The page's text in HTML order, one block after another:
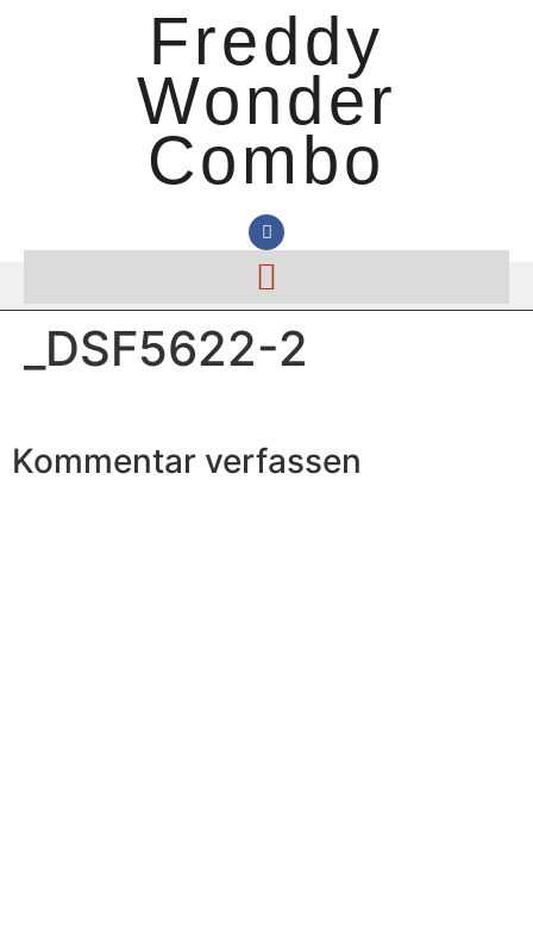
Freddy
Wonder
Combo
_DSF5622-2
Kommentar verfassen